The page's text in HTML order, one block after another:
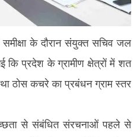
के दौरान संयुक्त सचिव जल
कि प्रदेश के ग्रामीण क्षेत्रों में शत
ठोस कचरे का प्रबंधन ग्राम स्तर
से संबंधित संरचनाओं पहले से